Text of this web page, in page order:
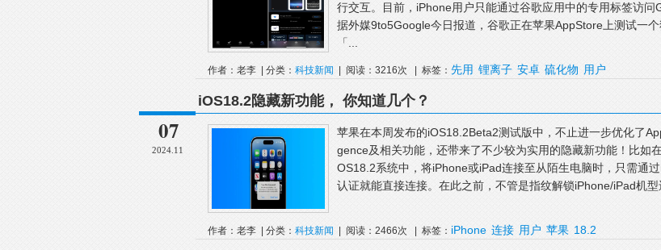
行交互。目前，iPhone用户只能通过谷歌应用中的专用标签访问
据外媒9to5Google今日报道，谷歌正在苹果AppStore上测试一
「...
作者：老李 | 分类： 科技新闻 | 阅读：3216次 | 标签： 先用 锂离子 安卓 硫化物 用户
07
2024.11
iOS18.2隐藏新功能， 你知道几个？
苹果在本周发布的iOS18.2Beta2测试版中，不止进一步优化了
gence及相关功能，还带来了不少较为实用的隐藏新功能！比如
OS18.2系统中，将iPhone或iPad连接至从陌生电脑时，只需通
认证就能直接连接。在此之前，不管是指纹解锁iPhone/iPad机型
作者：老李 | 分类： 科技新闻 | 阅读：2466次 | 标签： iPhone 连接 用户 苹果 18.2